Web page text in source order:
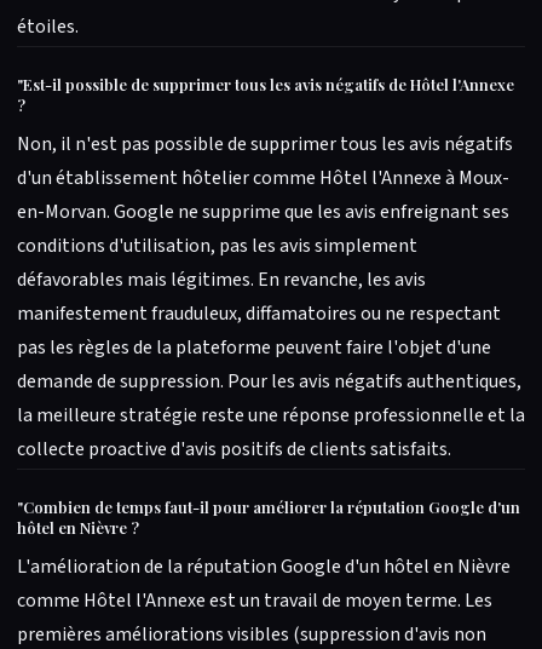
étoiles.
"Est-il possible de supprimer tous les avis négatifs de Hôtel l'Annexe
?
Non, il n'est pas possible de supprimer tous les avis négatifs
d'un établissement hôtelier comme Hôtel l'Annexe à Moux-
en-Morvan. Google ne supprime que les avis enfreignant ses
conditions d'utilisation, pas les avis simplement
défavorables mais légitimes. En revanche, les avis
manifestement frauduleux, diffamatoires ou ne respectant
pas les règles de la plateforme peuvent faire l'objet d'une
demande de suppression. Pour les avis négatifs authentiques,
la meilleure stratégie reste une réponse professionnelle et la
collecte proactive d'avis positifs de clients satisfaits.
"Combien de temps faut-il pour améliorer la réputation Google d'un
hôtel en Nièvre ?
L'amélioration de la réputation Google d'un hôtel en Nièvre
comme Hôtel l'Annexe est un travail de moyen terme. Les
premières améliorations visibles (suppression d'avis non